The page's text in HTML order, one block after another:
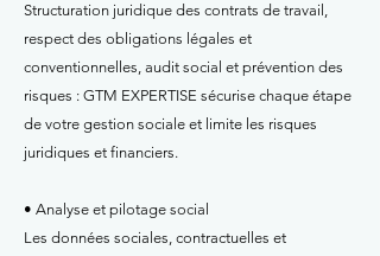
Structuration juridique des contrats de travail,
respect des obligations légales et
conventionnelles, audit social et prévention des
risques : GTM EXPERTISE sécurise chaque étape
de votre gestion sociale et limite les risques
juridiques et financiers.
• Analyse et pilotage social
Les données sociales, contractuelles et